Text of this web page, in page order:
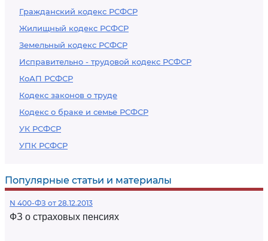
Гражданский кодекс РСФСР
Жилищный кодекс РСФСР
Земельный кодекс РСФСР
Исправительно - трудовой кодекс РСФСР
КоАП РСФСР
Кодекс законов о труде
Кодекс о браке и семье РСФСР
УК РСФСР
УПК РСФСР
Популярные статьи и материалы
N 400-ФЗ от 28.12.2013
ФЗ о страховых пенсиях